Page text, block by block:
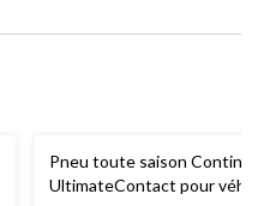
Pneu toute saison
UltimateContact pour